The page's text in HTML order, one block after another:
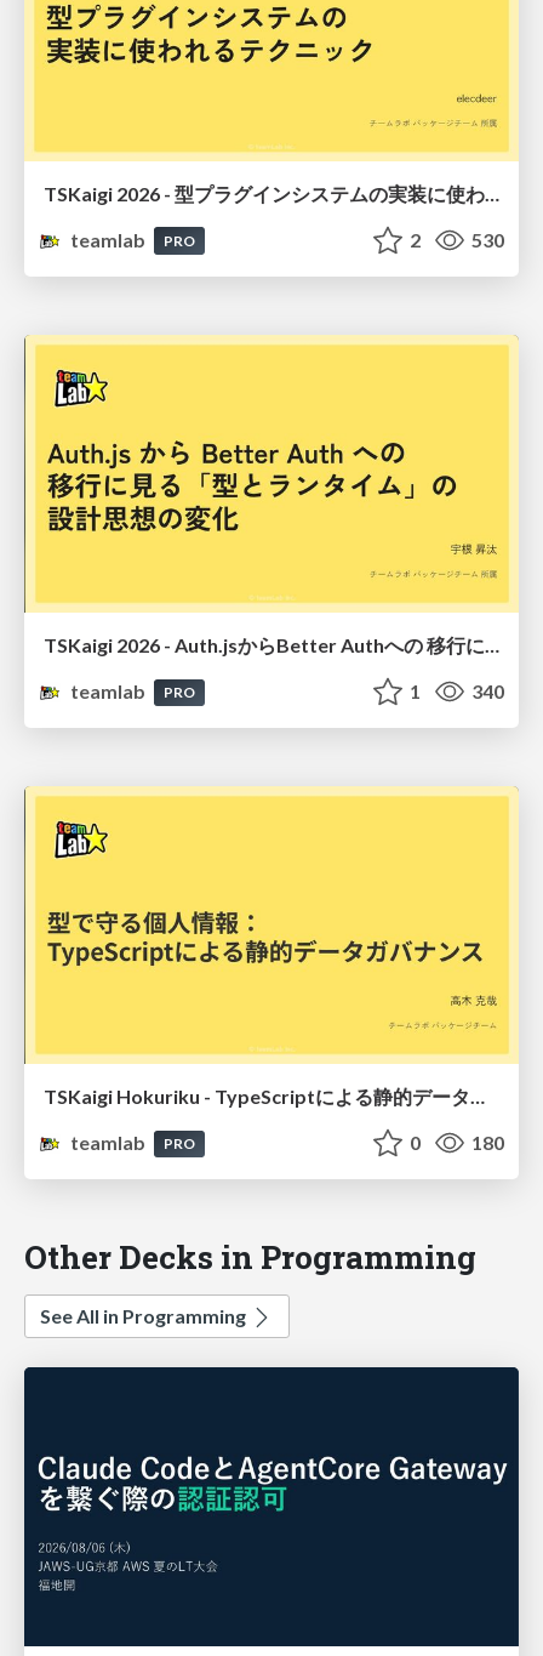
teamlab
PRO 2 530
TSKaigi 2026 - Auth.jsからBetter Authへの 移行に見る「型とランタイム」の 設計思想の変化
teamlab
PRO 1 340
TSKaigi Hokuriku - TypeScriptによる静的データガバナンス
teamlab
PRO 0 180
Other Decks in Programming
See All in Programming